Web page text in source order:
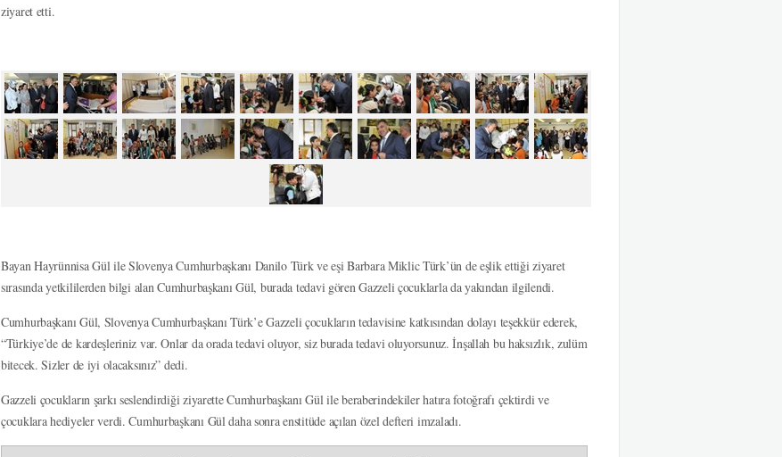
ziyaret etti.
Bayan Hayrünnisa Gül ile Slovenya Cumhurbaşkanı Danilo Türk ve eşi Barbara Miklic Türk’ün de eşlik ettiği ziyaret
sırasında yetkililerden bilgi alan Cumhurbaşkanı Gül, burada tedavi gören Gazzeli çocuklarla da yakından ilgilendi.
Cumhurbaşkanı Gül, Slovenya Cumhurbaşkanı Türk’e Gazzeli çocukların tedavisine katkısından dolayı teşekkür ederek,
“Türkiye’de de kardeşleriniz var. Onlar da orada tedavi oluyor, siz burada tedavi oluyorsunuz. İnşallah bu haksızlık, zulüm
bitecek. Sizler de iyi olacaksınız” dedi.
Gazzeli çocukların şarkı seslendirdiği ziyarette Cumhurbaşkanı Gül ile beraberindekiler hatıra fotoğrafı çektirdi ve
çocuklara hediyeler verdi. Cumhurbaşkanı Gül daha sonra enstitüde açılan özel defteri imzaladı.